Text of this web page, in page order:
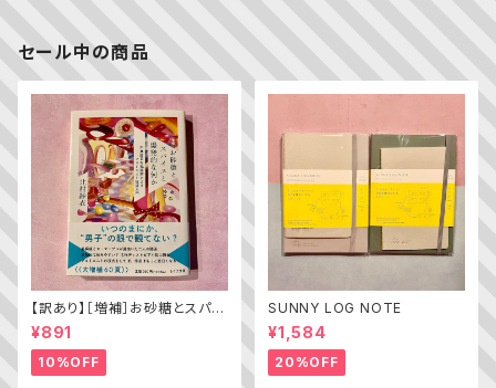
セール中の商品
【訳あり】［増補］お砂糖とスパイ
スと爆発的な何か ——不真面
目な批評家によるフェミニスト批
評入門
¥891
10%OFF
SUNNY LOG NOTE
¥1,584
20%OFF